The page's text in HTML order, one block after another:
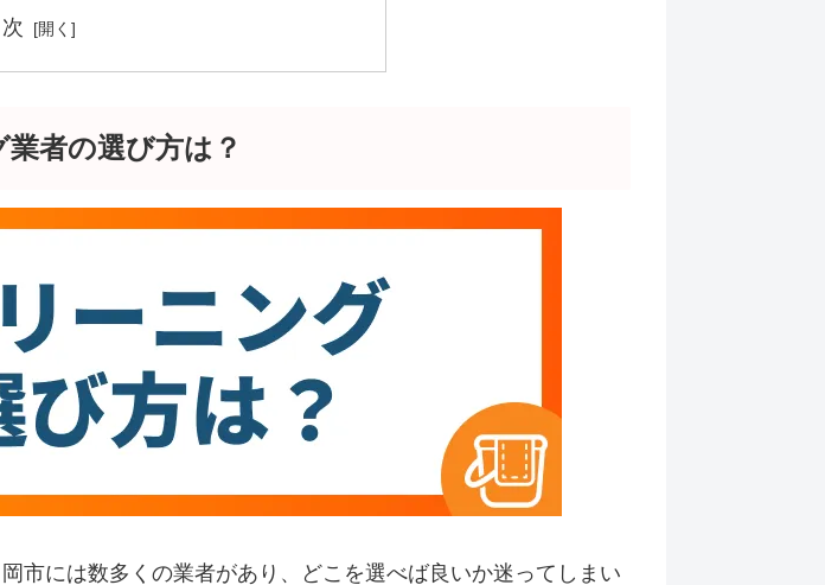
者の選び方は？
市には数多くの業者があり、どこを選べば良いか迷ってしまい